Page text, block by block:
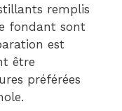
remplis
fondant sont
est
être
préférées